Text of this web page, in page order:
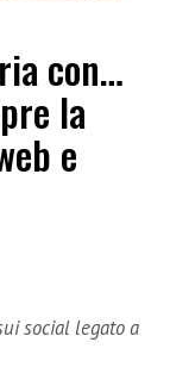
con…
la
e
social legato a